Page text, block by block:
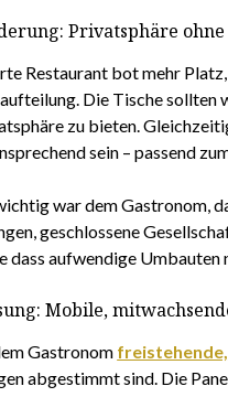
Privatsphäre
Restaurant bot mehr
Die Tische sollten
zu bieten.
sein – passend
war dem Gastronom,
geschlossene
dass aufwendige Umbauten
Mobile,
Gastronom
abgestimmt sind. Die